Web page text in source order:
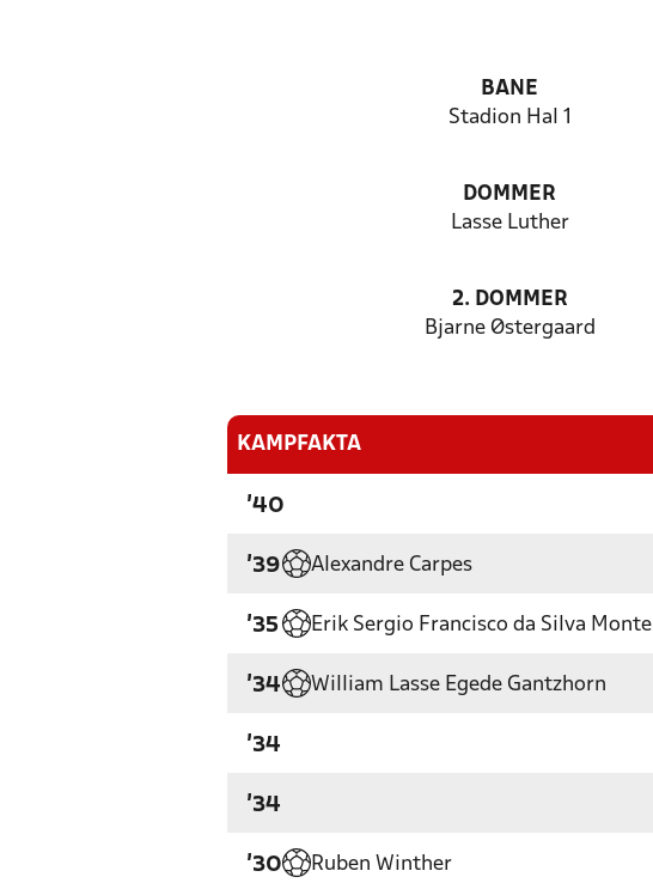
BANE
Stadion Hal 1
DOMMER
Lasse Luther
2. DOMMER
Bjarne Østergaard
KAMPFAKTA
'40
'39 Alexandre Carpes
'35 Erik Sergio Francisco da Silva Monte
'34 William Lasse Egede Gantzhorn
'34
'34
'30 Ruben Winther